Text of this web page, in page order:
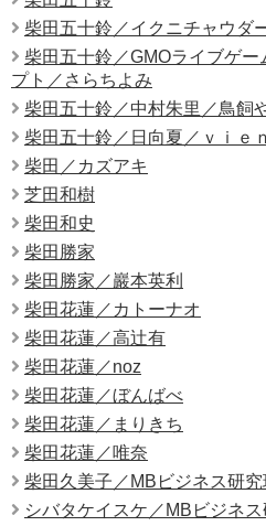
柴田五十鈴／イクニチャウダ
柴田五十鈴／GMOライブゲ
プト／さらちよみ
柴田五十鈴／中村朱里／鳥飼
柴田五十鈴／日向夏／ｖｉｅ
柴田／カズアキ
芝田和樹
柴田和史
柴田勝家
柴田勝家／巖本英利
柴田花蓮／カトーナオ
柴田花蓮／高辻有
柴田花蓮／noz
柴田花蓮／ぼんばべ
柴田花蓮／まりきち
柴田花蓮／唯奈
柴田久美子／MBビジネス研究
シバタケイスケ／MBビジネ